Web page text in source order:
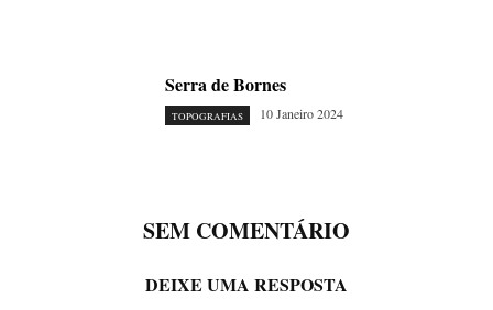
Serra de Bornes
TOPOGRAFIAS 10 Janeiro 2024
SEM COMENTÁRIO
DEIXE UMA RESPOSTA